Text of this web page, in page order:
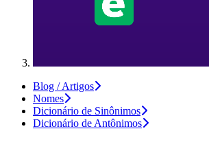
Blog / Artigos
Nomes
Dicionário de Sinônimos
Dicionário de Antônimos